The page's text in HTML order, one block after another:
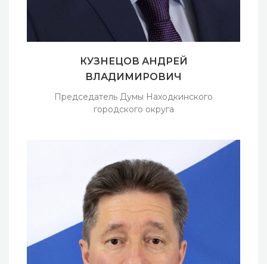
КУЗНЕЦОВ АНДРЕЙ
ВЛАДИМИРОВИЧ
Председатель Думы Находкинского
городского округа